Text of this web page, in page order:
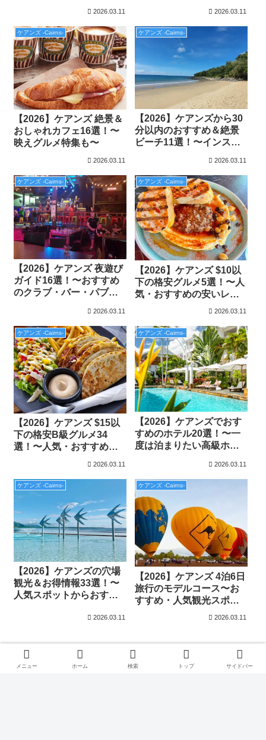
2026.03.11 2026.03.11
ケアンズ -Cairns-
【2026】ケアンズ 絶景＆
おしゃれカフェ16選！〜
映えグルメ特集も〜
2026.03.11
ケアンズ -Cairns-
【2026】ケアンズから30
分以内のおすすめ＆絶景
ビーチ11選！〜インスタ
2026.03.11
ケアンズ -Cairns-
【2026】ケアンズ 夜遊び
ガイド16選！〜おすすめ
のクラブ・バー・パブ特
2026.03.11
ケアンズ -Cairns-
【2026】ケアンズ $10以
下の格安グルメ5選！〜人
気・おすすめの安いレス
2026.03.11
ケアンズ -Cairns-
【2026】ケアンズ $15以
下の格安B級グルメ34
選！〜人気・おすすめの
2026.03.11
ケアンズ -Cairns-
【2026】ケアンズでおす
すめのホテル20選！〜一
度は泊まりたい高級ホテ
2026.03.11
ケアンズ -Cairns-
【2026】ケアンズの穴場
観光＆お得情報33選！〜
人気スポットからおすす
2026.03.11
ケアンズ -Cairns-
【2026】ケアンズ 4泊6日
旅行のモデルコース〜お
すすめ・人気観光スポッ
2026.03.11
←カテゴリーに戻る
メニュー ホーム 検索 トップ サイドバー